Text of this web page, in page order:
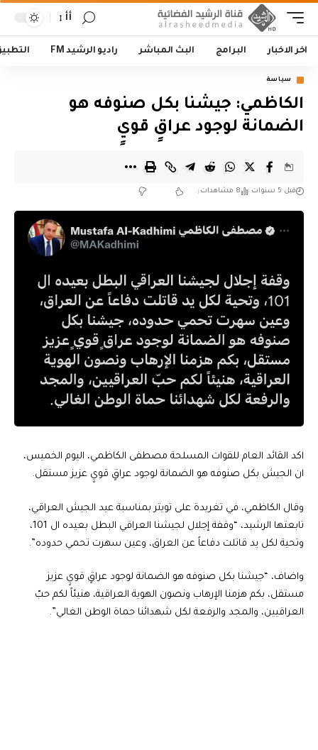
أأ
اخر الاخبار البرامج البث المباشر راديو الرشيد FM
سياسة
الكاظمي: جيشنا بكل صنوفه هو
الضمانة لوجود عراقٍ قويٍ
قبل 5 سنوات 8 مشاهدات
اكد القائد العام للقوات المسلحة مصطفى الكاظمي، اليوم الخميس،
ان الجيش بكل صنوفه هو الضمانة لوجود عراقٍ قويٍ عزيز مستقل.
وقال الكاظمي، في تغريدة على تويتر بمناسبة عيد الجيش العراقي،
تابعتها الرشيد، “وقفة إجلال لجيشنا العراقي البطل بعيده ال 101،
وتحية لكل يد قاتلت دفاعاً عن العراق، وعين سهرت تحمي حدوده”.
واضاف، “جيشنا بكل صنوفه هو الضمانة لوجود عراقٍ قويٍ عزيز
مستقل، بكم هزمنا الإرهاب ونصون الهوية العراقية، هنيئاً لكم حبّ
العراقيين، والمجد والرفعة لكل شهدائنا حماة الوطن الغالي”.